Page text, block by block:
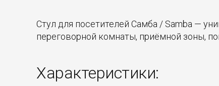
Стул для посетителей Самба / Samba —
переговорной комнаты, приёмной зоны,
Характеристики: